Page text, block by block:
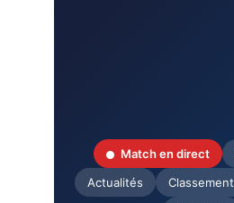
Match en direct
Actualités
Classement